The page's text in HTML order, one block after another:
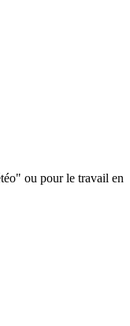
ou pour le travail en